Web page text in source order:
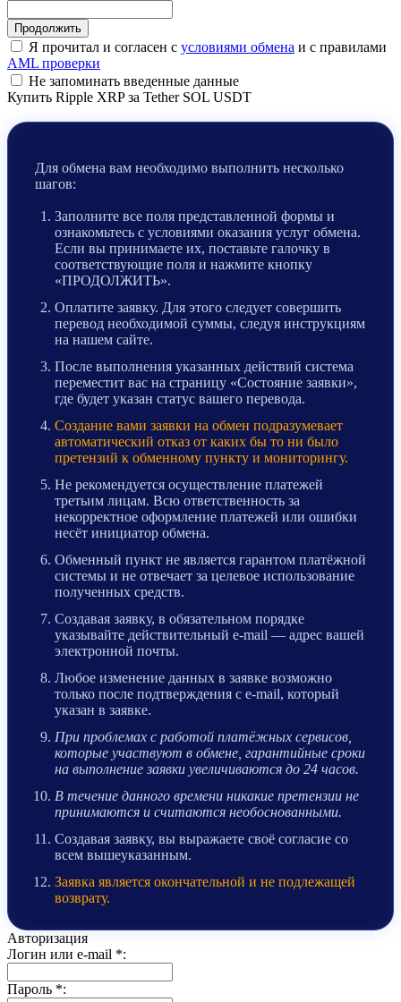
Я прочитал и согласен с условиями обмена и с правилами
AML проверки
Не запоминать введенные данные
Купить Ripple XRP за Tether SOL USDT
Для обмена вам необходимо выполнить несколько
шагов:
Заполните все поля представленной формы и
ознакомьтесь с условиями оказания услуг обмена.
Если вы принимаете их, поставьте галочку в
соответствующие поля и нажмите кнопку
«ПРОДОЛЖИТЬ».
Оплатите заявку. Для этого следует совершить
перевод необходимой суммы, следуя инструкциям
на нашем сайте.
После выполнения указанных действий система
переместит вас на страницу «Состояние заявки»,
где будет указан статус вашего перевода.
Создание вами заявки на обмен подразумевает
автоматический отказ от каких бы то ни было
претензий к обменному пункту и мониторингу.
Не рекомендуется осуществление платежей
третьим лицам. Всю ответственность за
некорректное оформление платежей или ошибки
несёт инициатор обмена.
Обменный пункт не является гарантом платёжной
системы и не отвечает за целевое использование
полученных средств.
Создавая заявку, в обязательном порядке
указывайте действительный e-mail — адрес вашей
электронной почты.
Любое изменение данных в заявке возможно
только после подтверждения с e-mail, который
указан в заявке.
При проблемах с работой платёжных сервисов,
которые участвуют в обмене, гарантийные сроки
на выполнение заявки увеличиваются до 24 часов.
В течение данного времени никакие претензии не
принимаются и считаются необоснованными.
Создавая заявку, вы выражаете своё согласие со
всем вышеуказанным.
Заявка является окончательной и не подлежащей
возврату.
Авторизация
Логин или e-mail *:
Пароль *: